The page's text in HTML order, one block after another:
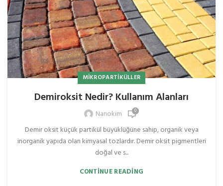
MIKROPARTIKÜLLER
Demiroksit Nedir? Kullanım Alanları
Nanokim 0
Demir oksit küçük partikül büyüklüğüne sahip, organik veya
inorganik yapıda olan kimyasal tozlardır. Demir oksit pigmentleri
doğal ve s...
CONTINUE READING